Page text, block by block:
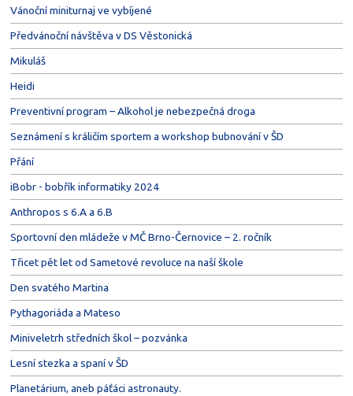
Vánoční miniturnaj ve vybíjené
Předvánoční návštěva v DS Věstonická
Mikuláš
Heidi
Preventivní program – Alkohol je nebezpečná droga
Seznámení s králičím sportem a workshop bubnování v ŠD
Přání
iBobr - bobřík informatiky 2024
Anthropos s 6.A a 6.B
Sportovní den mládeže v MČ Brno-Černovice – 2. ročník
Třicet pět let od Sametové revoluce na naší škole
Den svatého Martina
Pythagoriáda a Mateso
Miniveletrh středních škol – pozvánka
Lesní stezka a spaní v ŠD
Planetárium, aneb páťáci astronauty.